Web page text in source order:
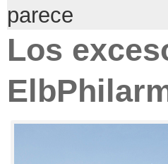
parece
Los